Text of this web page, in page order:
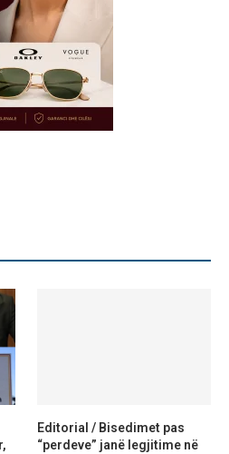
Editorial / Bisedimet pas
“perdeve” janë legjitime në